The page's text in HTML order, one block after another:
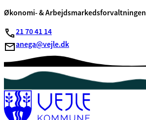
Økonomi- & Arbejdsmarkedsforvaltningen
21 70 41 14
anega@vejle.dk